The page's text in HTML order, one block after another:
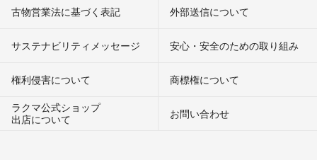
古物営業法に基づく表記 外部送信について
サステナビリティメッセージ 安心・安全のための取り組み
権利侵害について
商標権について
ラクマ公式ショップ
出店について
お問い合わせ